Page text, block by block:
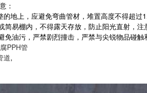
：
地上，应避免弯曲管材，堆置高度不得超过
易棚内，不得露天存放，防止阳光直射，注
油污，严禁剧烈撞击，严禁与尖锐物品碰触
PPH管
道,